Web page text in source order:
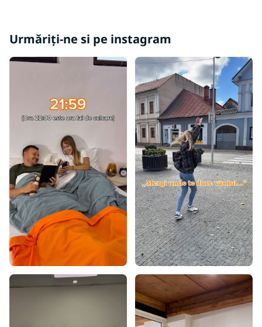
Urmăriți-ne si pe instagram